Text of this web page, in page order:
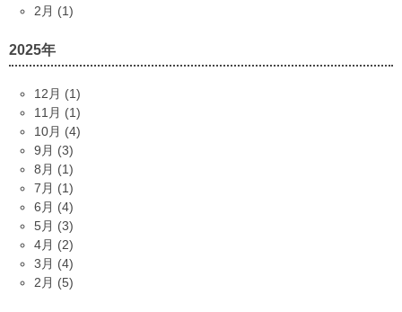
2月 (1)
2025年
12月 (1)
11月 (1)
10月 (4)
9月 (3)
8月 (1)
7月 (1)
6月 (4)
5月 (3)
4月 (2)
3月 (4)
2月 (5)